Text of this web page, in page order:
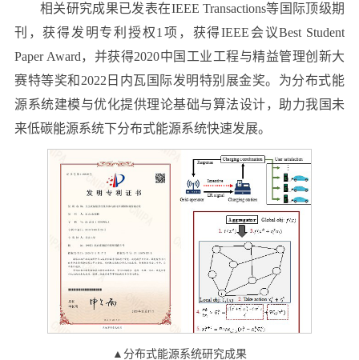
相关研究成果已发表在IEEE Transactions等国际顶级期
刊，获得发明专利授权1项，获得IEEE会议Best Student
Paper Award，并获得2020中国工业工程与精益管理创新大
赛特等奖和2022日内瓦国际发明特别展金奖。为分布式能
源系统建模与优化提供理论基础与算法设计，助力我国未
来低碳能源系统下分布式能源系统快速发展。
▲分布式能源系统研究成果